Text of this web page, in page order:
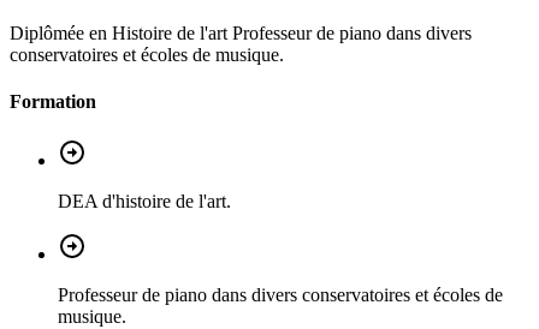
Diplômée en Histoire de l'art Professeur de piano dans divers
conservatoires et écoles de musique.
Formation
DEA d'histoire de l'art.
Professeur de piano dans divers conservatoires et écoles de
musique.